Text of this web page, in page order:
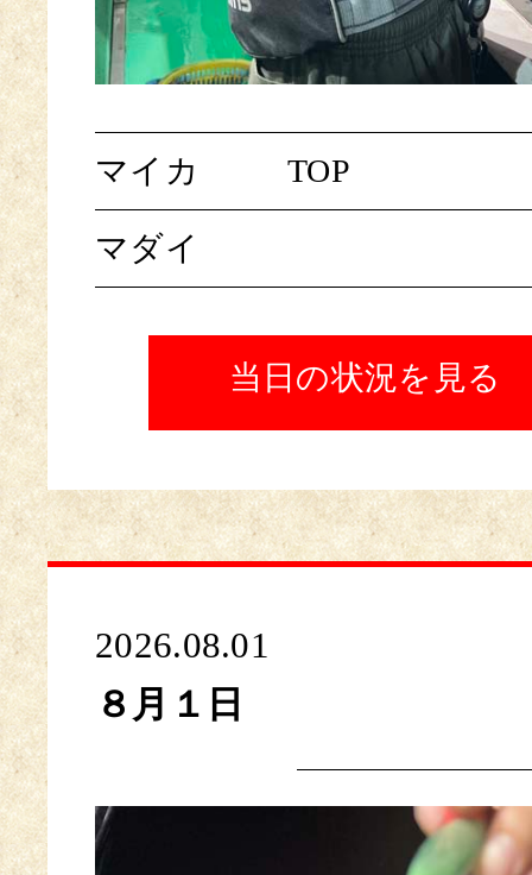
マイカ TOP
マダイ
当日の状況を見る
2026.08.01
８月１日